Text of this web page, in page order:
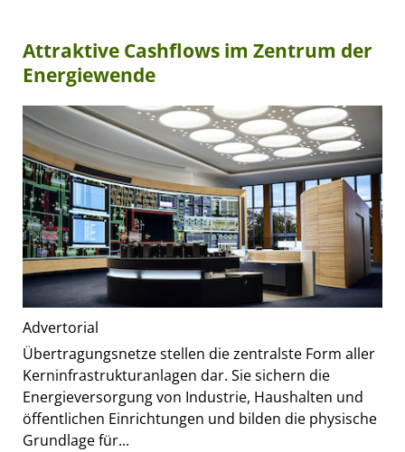
Attraktive Cashflows im Zentrum der
Energiewende
Advertorial
Übertragungsnetze stellen die zentralste Form aller
Kerninfrastrukturanlagen dar. Sie sichern die
Energieversorgung von Industrie, Haushalten und
öffentlichen Einrichtungen und bilden die physische
Grundlage für...